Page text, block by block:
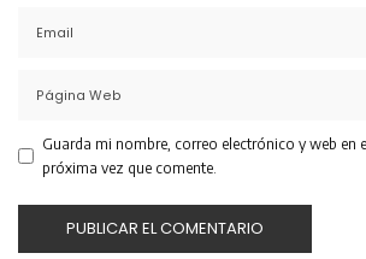
Guarda mi nombre, correo electrónico y web en
próxima vez que comente.